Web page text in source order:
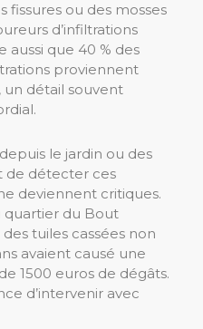
fissures ou des mosses
d’infiltrations
que 40 % des
proviennent
un détail souvent
le jardin ou des
de détecter ces
deviennent critiques.
quartier du Bout
tuiles cassées non
avaient causé une
1500 euros de dégâts.
d’intervenir avec